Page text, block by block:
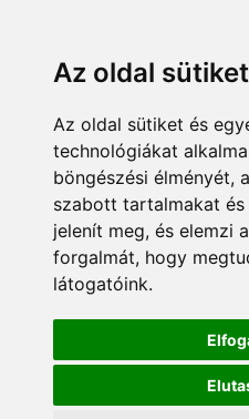
Az oldal
Az oldal sütiket és
technológiákat
böngészési élményét,
szabott tartalmakat
jelenít meg, és elemzi
forgalmát, hogy
látogatóink.